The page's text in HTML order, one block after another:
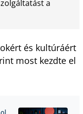
a
és kultúráért
most kezdte el